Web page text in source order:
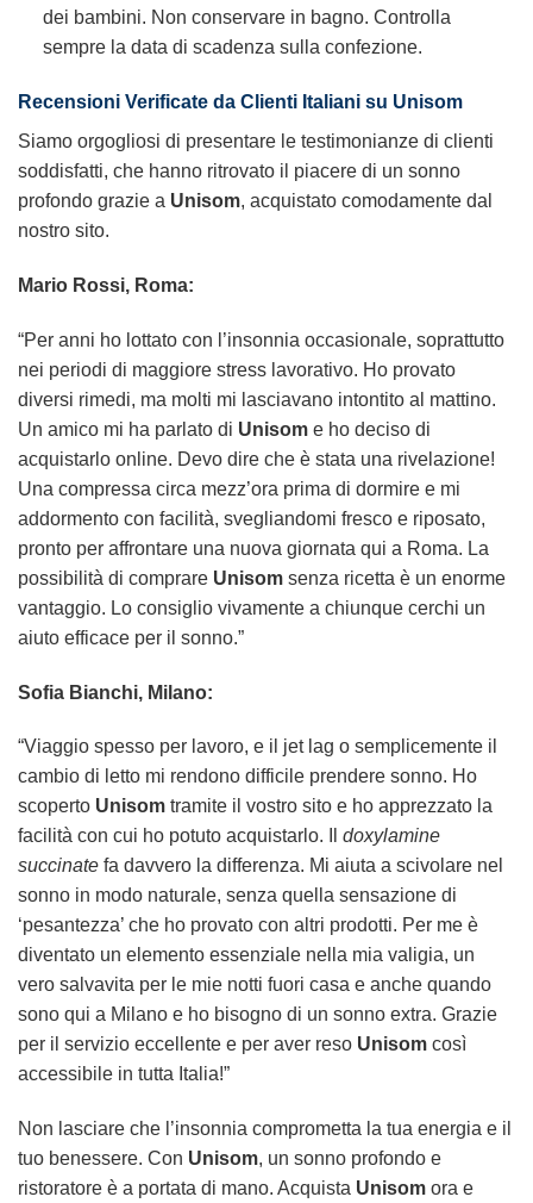
dei bambini. Non conservare in bagno. Controlla
sempre la data di scadenza sulla confezione.
Recensioni Verificate da Clienti Italiani su Unisom
Siamo orgogliosi di presentare le testimonianze di clienti
soddisfatti, che hanno ritrovato il piacere di un sonno
profondo grazie a Unisom, acquistato comodamente dal
nostro sito.
Mario Rossi, Roma:
“Per anni ho lottato con l’insonnia occasionale, soprattutto
nei periodi di maggiore stress lavorativo. Ho provato
diversi rimedi, ma molti mi lasciavano intontito al mattino.
Un amico mi ha parlato di Unisom e ho deciso di
acquistarlo online. Devo dire che è stata una rivelazione!
Una compressa circa mezz’ora prima di dormire e mi
addormento con facilità, svegliandomi fresco e riposato,
pronto per affrontare una nuova giornata qui a Roma. La
possibilità di comprare Unisom senza ricetta è un enorme
vantaggio. Lo consiglio vivamente a chiunque cerchi un
aiuto efficace per il sonno.”
Sofia Bianchi, Milano:
“Viaggio spesso per lavoro, e il jet lag o semplicemente il
cambio di letto mi rendono difficile prendere sonno. Ho
scoperto Unisom tramite il vostro sito e ho apprezzato la
facilità con cui ho potuto acquistarlo. Il doxylamine
succinate fa davvero la differenza. Mi aiuta a scivolare nel
sonno in modo naturale, senza quella sensazione di
‘pesantezza’ che ho provato con altri prodotti. Per me è
diventato un elemento essenziale nella mia valigia, un
vero salvavita per le mie notti fuori casa e anche quando
sono qui a Milano e ho bisogno di un sonno extra. Grazie
per il servizio eccellente e per aver reso Unisom così
accessibile in tutta Italia!”
Non lasciare che l’insonnia comprometta la tua energia e il
tuo benessere. Con Unisom, un sonno profondo e
ristoratore è a portata di mano. Acquista Unisom ora e